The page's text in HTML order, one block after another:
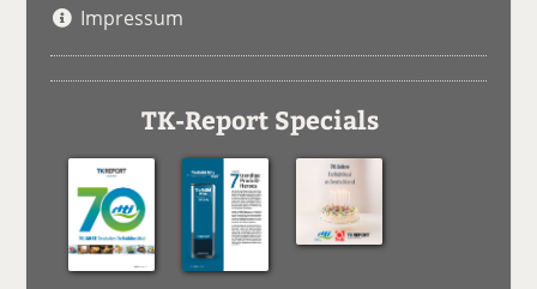
Impressum
TK-Report Specials